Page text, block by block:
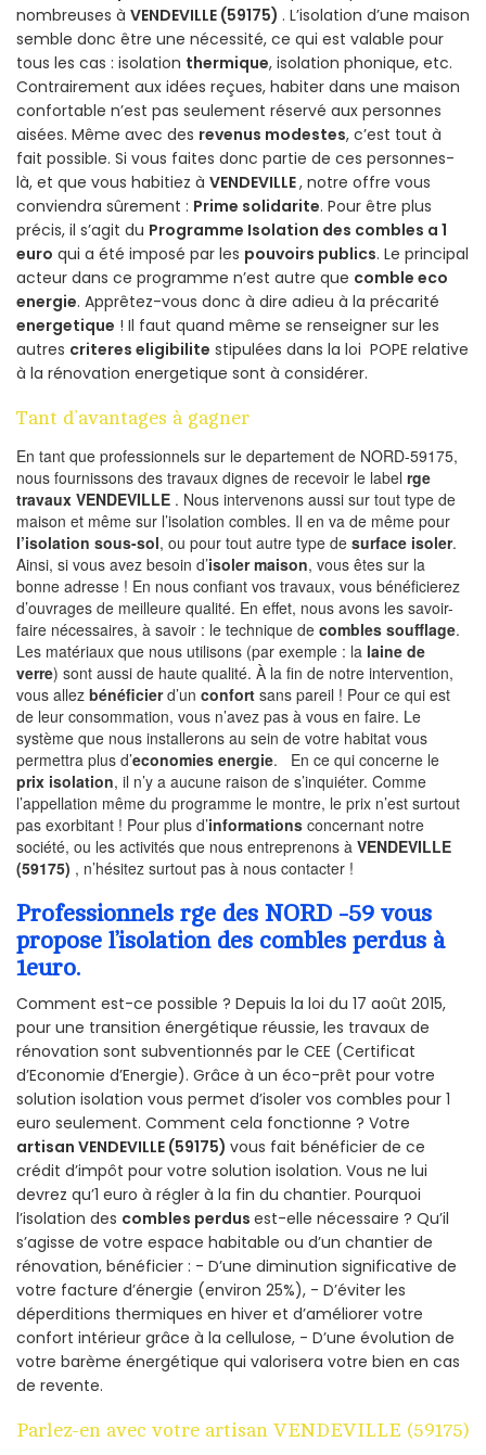
nombreuses à VENDEVILLE (59175) . L’isolation d’une maison
semble donc être une nécessité, ce qui est valable pour
tous les cas : isolation thermique, isolation phonique, etc.
Contrairement aux idées reçues, habiter dans une maison
confortable n’est pas seulement réservé aux personnes
aisées. Même avec des revenus modestes, c’est tout à
fait possible. Si vous faites donc partie de ces personnes-
là, et que vous habitiez à VENDEVILLE, notre offre vous
conviendra sûrement : Prime solidarite. Pour être plus
précis, il s’agit du Programme Isolation des combles a 1
euro qui a été imposé par les pouvoirs publics. Le principal
acteur dans ce programme n’est autre que comble eco
energie. Apprêtez-vous donc à dire adieu à la précarité
energetique ! Il faut quand même se renseigner sur les
autres criteres eligibilite stipulées dans la loi POPE relative
à la rénovation energetique sont à considérer.
Tant d’avantages à gagner
En tant que professionnels sur le departement de NORD-59175,
nous fournissons des travaux dignes de recevoir le label rge
travaux VENDEVILLE . Nous intervenons aussi sur tout type de
maison et même sur l’isolation combles. Il en va de même pour
l’isolation sous-sol, ou pour tout autre type de surface isoler.
Ainsi, si vous avez besoin d’isoler maison, vous êtes sur la
bonne adresse ! En nous confiant vos travaux, vous bénéficierez
d’ouvrages de meilleure qualité. En effet, nous avons les savoir-
faire nécessaires, à savoir : le technique de combles soufflage.
Les matériaux que nous utilisons (par exemple : la laine de
verre) sont aussi de haute qualité. À la fin de notre intervention,
vous allez bénéficierd’un confort sans pareil ! Pour ce qui est
de leur consommation, vous n’avez pas à vous en faire. Le
système que nous installerons au sein de votre habitat vous
permettra plus d’economies energie. En ce qui concerne le
prix isolation, il n’y a aucune raison de s’inquiéter. Comme
l’appellation même du programme le montre, le prix n’est surtout
pas exorbitant ! Pour plus d’informations concernant notre
société, ou les activités que nous entreprenons à VENDEVILLE
(59175) , n’hésitez surtout pas à nous contacter !
Professionnels rge des NORD -59 vous
propose l’isolation des combles perdus à
1euro.
Comment est-ce possible ? Depuis la loi du 17 août 2015,
pour une transition énergétique réussie, les travaux de
rénovation sont subventionnés par le CEE (Certificat
d’Economie d’Energie). Grâce à un éco-prêt pour votre
solution isolation vous permet d’isoler vos combles pour 1
euro seulement. Comment cela fonctionne ? Votre
artisan VENDEVILLE (59175) vous fait bénéficier de ce
crédit d’impôt pour votre solution isolation. Vous ne lui
devrez qu’1 euro à régler à la fin du chantier. Pourquoi
l’isolation des combles perdus est-elle nécessaire ? Qu’il
s’agisse de votre espace habitable ou d’un chantier de
rénovation, bénéficier : - D’une diminution significative de
votre facture d’énergie (environ 25%), - D’éviter les
déperditions thermiques en hiver et d’améliorer votre
confort intérieur grâce à la cellulose, - D’une évolution de
votre barème énergétique qui valorisera votre bien en cas
de revente.
Parlez-en avec votre artisan VENDEVILLE (59175)